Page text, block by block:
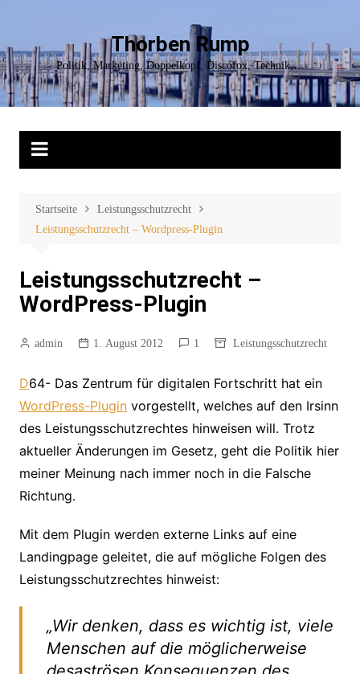
springen
Thorben Rump
Politik, Marketing, Doppelkopf, Discofox, Technik,…
Startseite
Leistungsschutzrecht
Leistungsschutzrecht – Wordpress-Plugin
Leistungsschutzrecht –
WordPress-Plugin
admin 1. August 2012 1 Leistungsschutzrecht
D64- Das Zentrum für digitalen Fortschritt hat ein
WordPress-Pluginvorgestellt, welches auf den Irsinn
des Leistungsschutzrechtes hinweisen will. Trotz
aktueller Änderungen im Gesetz, geht die Politik hier
meiner Meinung nach immer noch in die Falsche
Richtung.
Mit dem Plugin werden externe Links auf eine
Landingpage geleitet, die auf mögliche Folgen des
Leistungsschutzrechtes hinweist:
„Wir denken, dass es wichtig ist, viele
Menschen auf die möglicherweise